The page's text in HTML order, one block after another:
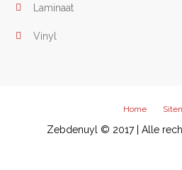
Laminaat
Vinyl
Home
Zebdenuyl © 2017 | Alle